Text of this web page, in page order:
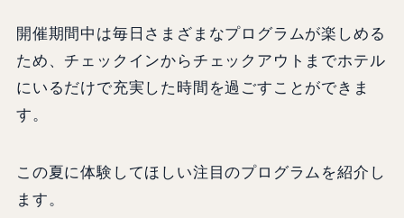
開催期間中は毎日さまざまなプログラムが楽しめる
ため、チェックインからチェックアウトまでホテル
にいるだけで充実した時間を過ごすことができま
す。
この夏に体験してほしい注目のプログラムを紹介し
ます。